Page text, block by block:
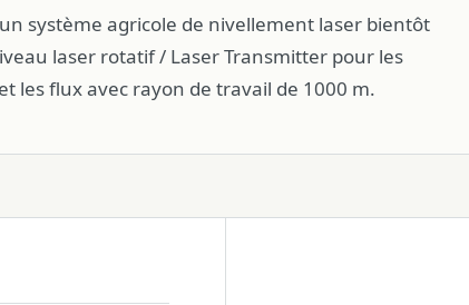
Niveau laser
Télémètre laser
Récepteur de contrôle machine
système agricole de nivellement laser bientôt
laser rotatif / Laser Transmitter pour les
les flux avec rayon de travail de 1000 m.